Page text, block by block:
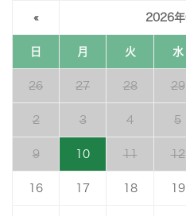
« 2026年
日 月 火 水
26 27 28 29
2 3 4 5
9 10 11 12
16 17 18 19